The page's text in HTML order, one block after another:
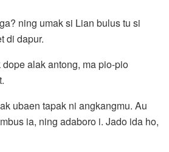
ning umak si Lian bulus tu si
di dapur.
alak antong, ma pio-pio
ubaen tapak ni angkangmu. Au
ia, ning adaboro i. Jado ida ho,